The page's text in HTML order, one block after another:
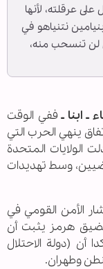
عرقلته، لأنها
نتنياهو في
لن تنسحب منه،
ـ ابنا ـففي الوقت
ينهي الحرب التي
الولايات المتحدة
وسط تهديدات
الأمن القومي في
مضيق هرمز يثبت أن
أن (دولة الاحتلال
وطهران.